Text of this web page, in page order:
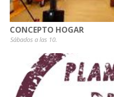
CONCEPTO HOGAR
Sábados a las 10.